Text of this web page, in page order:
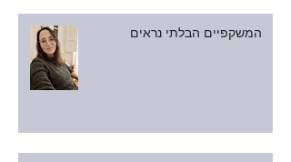
המשקפיים הבלתי נראים